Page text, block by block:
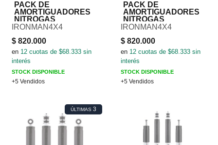
PACK DE
AMORTIGUADORES
NITROGAS
IRONMAN4X4
$ 820.000
en 12 cuotas de $68.333 sin
interés
STOCK DISPONIBLE
+5 Vendidos
PACK DE
AMORTIGUADORES
NITROGAS
IRONMAN4X4
$ 820.000
en 12 cuotas de $68.333 sin
interés
STOCK DISPONIBLE
+5 Vendidos
ÚLTIMAS 3